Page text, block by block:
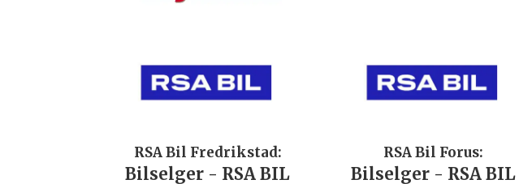
RSA Bil Fredrikstad:
Bilselger - RSA BIL
RSA Bil Forus:
Bilselger - RSA BIL